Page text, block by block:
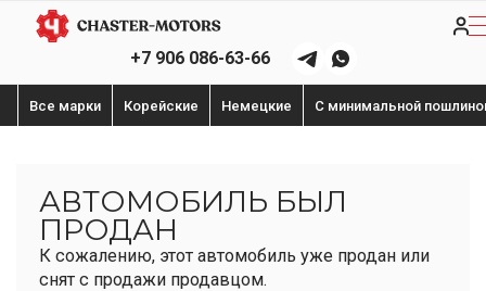
+7 906 086-63-66
Все марки Корейские Немецкие С минимальной
АВТОМОБИЛЬ БЫЛ
ПРОДАН
К сожалению, этот автомобиль уже продан или
снят с продажи продавцом.